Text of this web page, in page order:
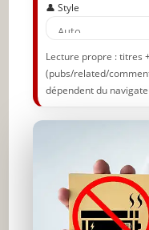
👤 Style
Lecture propre : titres
(pubs/related/
dépendent du